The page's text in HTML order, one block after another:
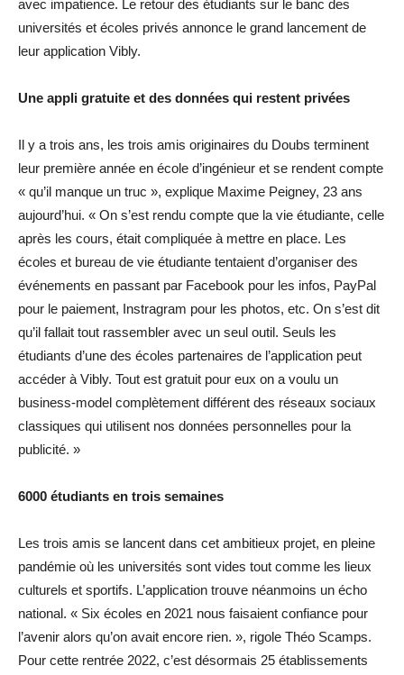
avec impatience. Le retour des étudiants sur le banc des
universités et écoles privés annonce le grand lancement de
leur application Vibly.
Une appli gratuite et des données qui restent privées
Il y a trois ans, les trois amis originaires du Doubs terminent
leur première année en école d’ingénieur et se rendent compte
« qu’il manque un truc », explique Maxime Peigney, 23 ans
aujourd’hui. « On s’est rendu compte que la vie étudiante, celle
après les cours, était compliquée à mettre en place. Les
écoles et bureau de vie étudiante tentaient d’organiser des
événements en passant par Facebook pour les infos, PayPal
pour le paiement, Instragram pour les photos, etc. On s’est dit
qu’il fallait tout rassembler avec un seul outil. Seuls les
étudiants d’une des écoles partenaires de l’application peut
accéder à Vibly. Tout est gratuit pour eux on a voulu un
business-model complètement différent des réseaux sociaux
classiques qui utilisent nos données personnelles pour la
publicité. »
6000 étudiants en trois semaines
Les trois amis se lancent dans cet ambitieux projet, en pleine
pandémie où les universités sont vides tout comme les lieux
culturels et sportifs. L’application trouve néanmoins un écho
national. « Six écoles en 2021 nous faisaient confiance pour
l’avenir alors qu’on avait encore rien. », rigole Théo Scamps.
Pour cette rentrée 2022, c’est désormais 25 établissements